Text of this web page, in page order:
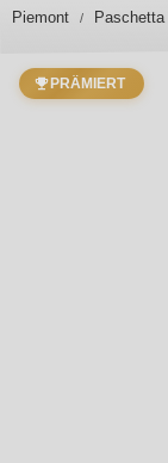
Piemont Paschetta
PRÄMIERT